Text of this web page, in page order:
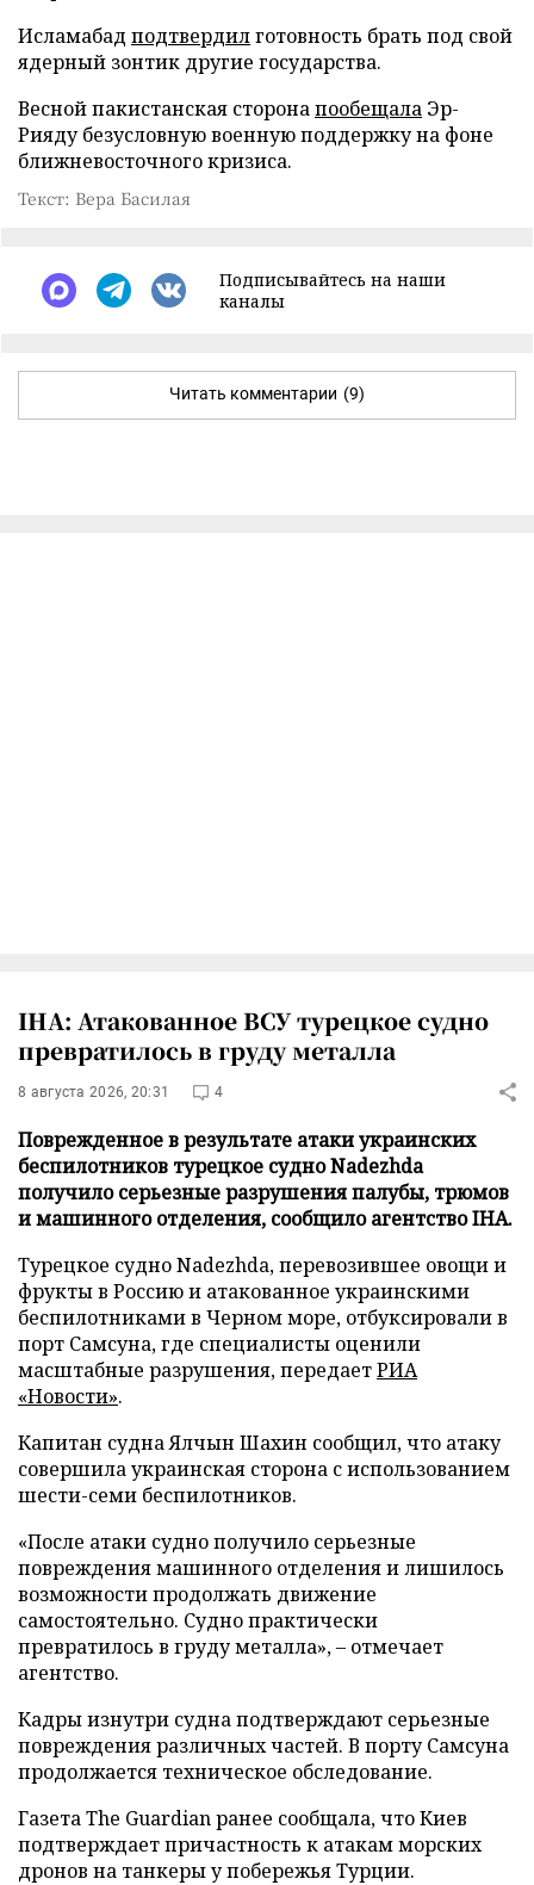
Исламабад подтвердилготовность брать под свой
ядерный зонтик другие государства.
Весной пакистанская сторонапообещала Эр-
Рияду безусловную военную поддержку на фоне
ближневосточного кризиса.
Текст: Вера Басилая
Подписывайтесь на наши
каналы
Читать комментарии (9)
IHA: Атакованное ВСУ турецкое судно
превратилось в груду металла
8 августа 2026, 20:31 4
Поврежденное в результате атаки украинских
беспилотников турецкое судно Nadezhda
получило серьезные разрушения палубы, трюмов
и машинного отделения, сообщило агентство IHA.
Турецкое судно Nadezhda, перевозившее овощи и
фрукты в Россию и атакованное украинскими
беспилотниками в Черном море, отбуксировали в
порт Самсуна, где специалисты оценили
масштабные разрушения, передаетРИА
«Новости».
Капитан судна Ялчын Шахин сообщил, что атаку
совершила украинская сторона с использованием
шести-семи беспилотников.
«После атаки судно получило серьезные
повреждения машинного отделения и лишилось
возможности продолжать движение
самостоятельно. Судно практически
превратилось в груду металла», – отмечает
агентство.
Кадры изнутри судна подтверждают серьезные
повреждения различных частей. В порту Самсуна
продолжается техническое обследование.
Газета The Guardian ранее сообщала, что Киев
подтверждает причастность к атакам морских
дронов на танкеры у побережья Турции.